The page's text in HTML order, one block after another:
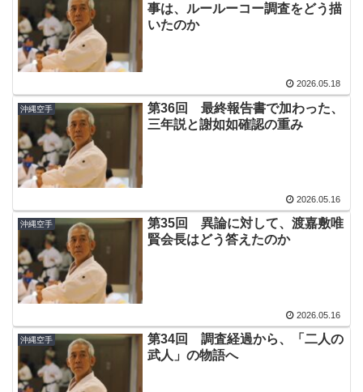
事は、ルールーコー調査をどう描
いたのか
2026.05.18
沖縄空手
第36回 最終報告書で加わった、
三年説と謝如如確認の重み
2026.05.16
沖縄空手
第35回 異論に対して、渡嘉敷唯
賢会長はどう答えたのか
2026.05.16
沖縄空手
第34回 調査経過から、「二人の
武人」の物語へ